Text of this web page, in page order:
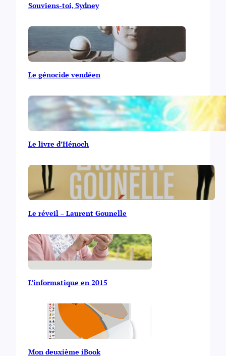
Souviens-toi, Sydney
Le génocide vendéen
Le livre d’Hénoch
Le réveil – Laurent Gounelle
L’informatique en 2015
Mon deuxième iBook